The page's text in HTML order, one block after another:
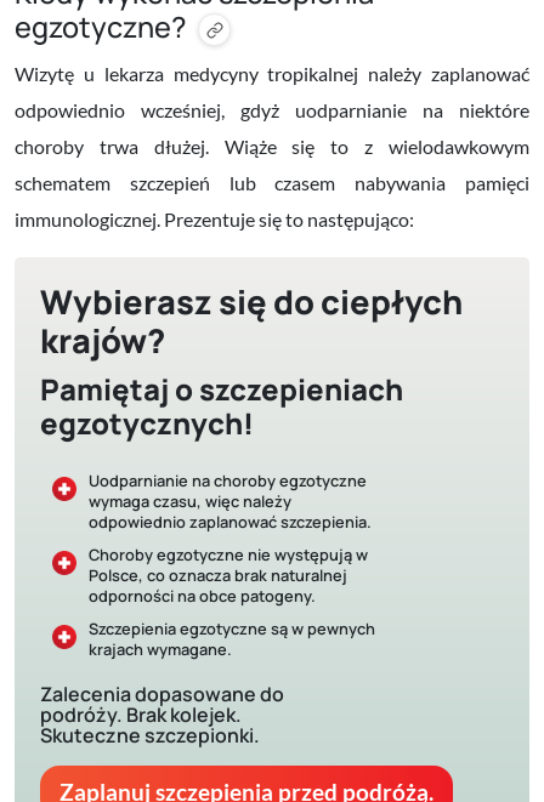
egzotyczne?
Wizytę u lekarza medycyny tropikalnej należy zaplanować
odpowiednio wcześniej, gdyż uodparnianie na niektóre
choroby trwa dłużej. Wiąże się to z wielodawkowym
schematem szczepień lub czasem nabywania pamięci
immunologicznej. Prezentuje się to następująco:
Wybierasz się do ciepłych
krajów?
Pamiętaj o szczepieniach
egzotycznych!
Uodparnianie na choroby egzotyczne
wymaga czasu, więc należy
odpowiednio zaplanować szczepienia.
Choroby egzotyczne nie występują w
Polsce, co oznacza brak naturalnej
odporności na obce patogeny.
Szczepienia egzotyczne są w pewnych
krajach wymagane.
Zalecenia dopasowane do
podróży. Brak kolejek.
Skuteczne szczepionki.
Zaplanuj szczepienia przed podróżą.